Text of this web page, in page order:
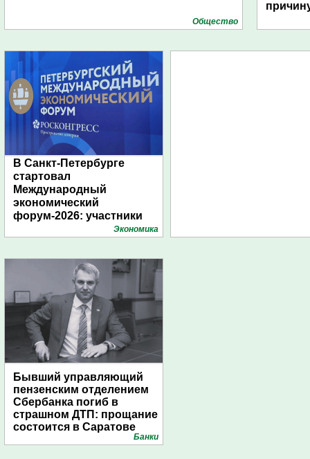
Общество
В Санкт-Петербурге
стартовал
Международный
экономический
форум-2026: участники
подготовили креативные
Экономика
Бывший управляющий
пензенским отделением
Сбербанка погиб в
страшном ДТП: прощание
состоится в Саратове
Банки